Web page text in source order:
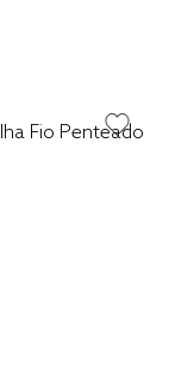
Fio Penteado